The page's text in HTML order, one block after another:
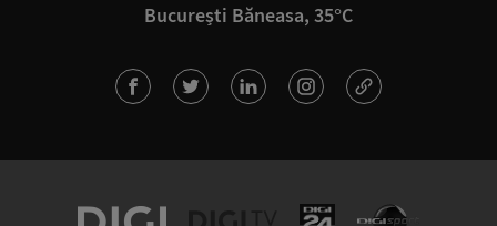
București Băneasa, 35°C